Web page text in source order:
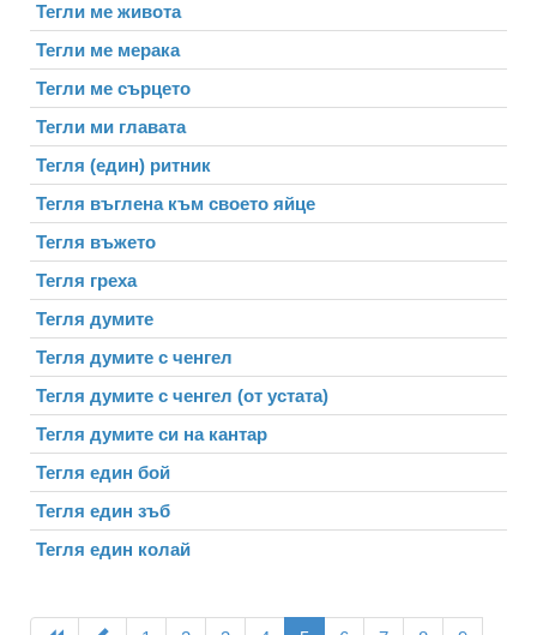
Тегли ме живота
Тегли ме мерака
Тегли ме сърцето
Тегли ми главата
Тегля (един) ритник
Тегля въглена към своето яйце
Тегля въжето
Тегля греха
Тегля думите
Тегля думите с ченгел
Тегля думите с ченгел (от устата)
Тегля думите си на кантар
Тегля един бой
Тегля един зъб
Тегля един колай